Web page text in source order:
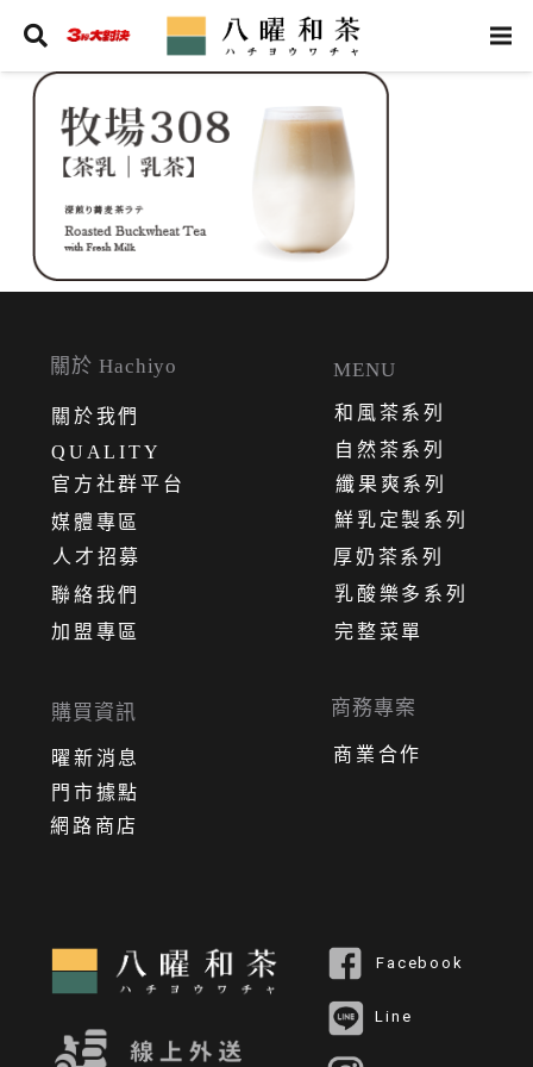
Facebook
人才招募
關於 Hachiyo
關 於我們
QUALITY
官方社群平台
媒體專區
Line
網路商店
門市據點
曜新消息
購買資訊
聯絡我們
加盟專區
商務專案
商業合作
乳酸樂多系列
厚奶茶系列
鮮乳定製系列
纖果爽系列
自然茶系列
和風茶系列
MENU
完整菜單